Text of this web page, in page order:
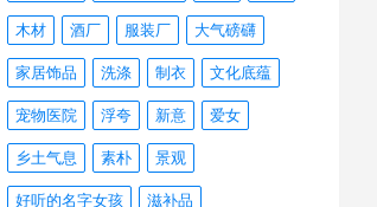
木材 酒厂 服装厂 大气磅礴
家居饰品 洗涤 制衣 文化底蕴
宠物医院 浮夸 新意 爱女
乡土气息 素朴 景观
好听的名字女孩 滋补品